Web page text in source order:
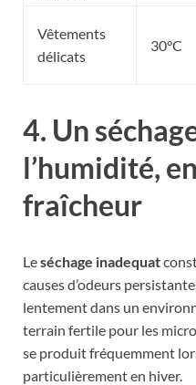
Vêtements
délicats
30°C
4. Un
l’humidité,
fraîcheur
Leséchage inadequat
causes d’odeurs
lentement dans un
terrain fertile pour les
se produit fréquemment
particulièrement en hiver.